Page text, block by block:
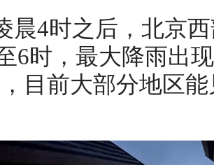
晨4时之后，北京
6时，最大降雨出
目前大部分地区